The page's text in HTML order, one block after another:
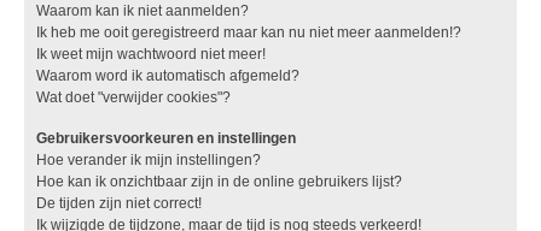
Waarom kan ik niet aanmelden?
Ik heb me ooit geregistreerd maar kan nu niet meer aanmelden!?
Ik weet mijn wachtwoord niet meer!
Waarom word ik automatisch afgemeld?
Wat doet "verwijder cookies"?
Gebruikersvoorkeuren en instellingen
Hoe verander ik mijn instellingen?
Hoe kan ik onzichtbaar zijn in de online gebruikers lijst?
De tijden zijn niet correct!
Ik wijzigde de tijdzone, maar de tijd is nog steeds verkeerd!